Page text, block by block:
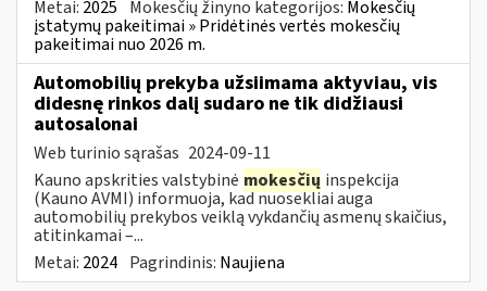
Metai: 2025 Mokesčių žinyno kategorijos: Mokesčių
įstatymų pakeitimai » Pridėtinės vertės mokesčių
pakeitimai nuo 2026 m.
Automobilių prekyba užsiimama aktyviau, vis
didesnę rinkos dalį sudaro ne tik didžiausi
autosalonai
Web turinio sąrašas 2024-09-11
Kauno apskrities valstybinė mokesčių inspekcija
(Kauno AVMI) informuoja, kad nuosekliai auga
automobilių prekybos veiklą vykdančių asmenų skaičius,
atitinkamai –...
Metai: 2024 Pagrindinis: Naujiena